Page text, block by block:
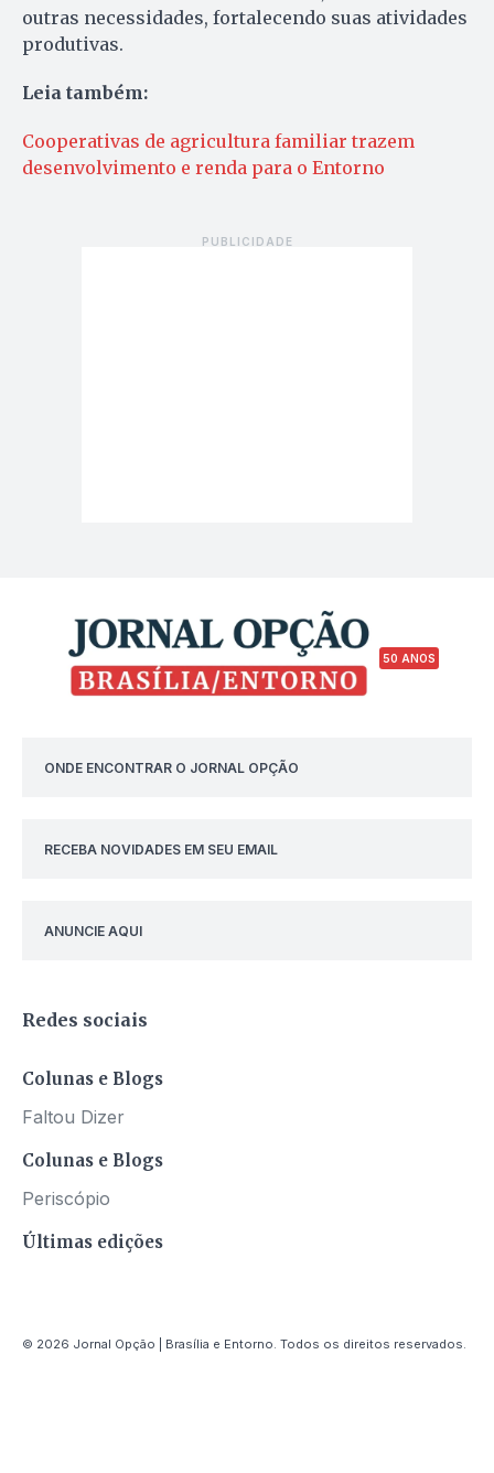
outras necessidades, fortalecendo suas atividades
produtivas.
Leia também:
Cooperativas de agricultura familiar trazem
desenvolvimento e renda para o Entorno
50 ANOS
ONDE ENCONTRAR O JORNAL OPÇÃO
RECEBA NOVIDADES EM SEU EMAIL
ANUNCIE AQUI
Redes sociais
Colunas e Blogs
Faltou Dizer
Colunas e Blogs
Periscópio
Últimas edições
© 2026 Jornal Opção | Brasília e Entorno. Todos os direitos reservados.